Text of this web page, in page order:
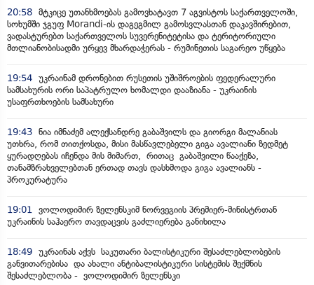
20:58 მტკიცე უთანხმოებას გამოვხატავთ 7 აგვისტოს საქართველოში,
სოხუმში ჯგუფ Morandi-ის დაგეგმილ გამოსვლასთან დაკავშირებით,
ვადასტურებთ საქართველოს სუვერენიტეტისა და ტერიტორიული
მთლიანობისადმი ურყევ მხარდაჭერას - რუმინეთის საგარეო უწყება
19:54 უკრაინამ დრონებით რუსეთის უშიშროების ფედერალური
სამსახურის ორი საპატრულო ხომალდი დააზიანა - უკრაინის
უსაფრთხოების სამსახური
19:43 ნია იმნაძემ ალექსანდრე გაბაშვილს და გიორგი მალანიას
უთხრა, რომ თითქოსდა, მისი მასწავლებელი გიგა ავალიანი ზედმეტ
ყურადღებას იჩენდა მის მიმართ, რითაც გაბაშვილი წააქეზა,
თანამზრახველებთან ერთად თავს დასხმოდა გიგა ავალიანს -
პროკურატურა
19:01
ვოლოდიმირ ზელენსკიმ ნორვეგიის პრემიერ-მინისტრთან
უკრაინის საჰაერო თავდაცვის გაძლიერება განიხილა
18:49 უკრაინას აქვს საკუთარი ბალისტიკური შესაძლებლობების
განვითარებისა და ახალი ანტიბალისტიკური სისტემის შექმნის
შესაძლებლობა - ვოლოდიმირ ზელენსკი